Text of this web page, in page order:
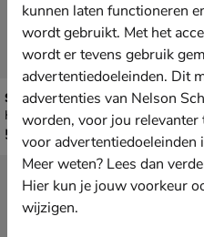
Skechers Bounder 2.0
Klittenbandschoenen - zwart
€ 59,99
59,
kunnen laten functioneren
wordt gebruikt. Met het
wordt er tevens gebruik
advertentiedoeleinden. Dit
advertenties van Nelson
worden, voor jou relevanter
voor advertentiedoeleinden
Meer weten? Lees dan
Hier kun je jouw voorkeur
wijzigen.